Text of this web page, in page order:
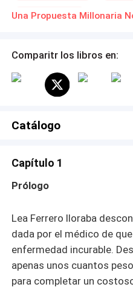
Poder Femenino
Comparitr los libros en:
Catálogo
Capítulo 1
Prólogo
Lea Ferrero lloraba
dada por el médico de
enfermedad incurable.
apenas unos cuantos
para completar un